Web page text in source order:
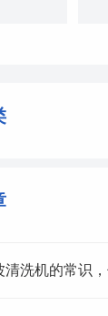
洗机的常识